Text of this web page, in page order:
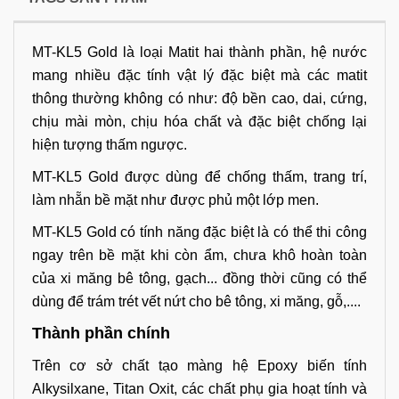
MT-KL5 Gold là loại Matit hai thành phần, hệ nước
mang nhiều đặc tính vật lý đặc biệt mà các matit
thông thường không có như: độ bền cao, dai, cứng,
chịu mài mòn, chịu hóa chất và đặc biệt chống lại
hiện tượng thấm ngược.
MT-KL5 Gold được dùng để chống thấm, trang trí,
làm nhẵn bề mặt như được phủ một lớp men.
MT-KL5 Gold có tính năng đặc biệt là có thể thi công
ngay trên bề mặt khi còn ẩm, chưa khô hoàn toàn
của xi măng bê tông, gạch... đồng thời cũng có thể
dùng để trám trét vết nứt cho bê tông, xi măng, gỗ,....
Thành phần chính
Trên cơ sở chất tạo màng hệ Epoxy biến tính
Alkysilxane, Titan Oxit, các chất phụ gia hoạt tính và